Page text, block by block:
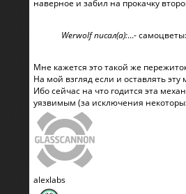
наверное и забил на прокачку
Werwolf писал(а):...-
Мне кажется это такой же
На мой взгляд если и оставлять
Ибо сейчас на что годится эта
уязвимым (за исключения
alexlabs